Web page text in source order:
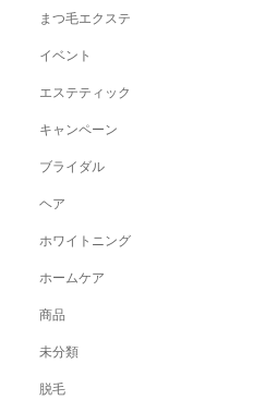
まつ毛エクステ
イベント
エステティック
キャンペーン
ブライダル
ヘア
ホワイトニング
ホームケア
商品
未分類
脱毛